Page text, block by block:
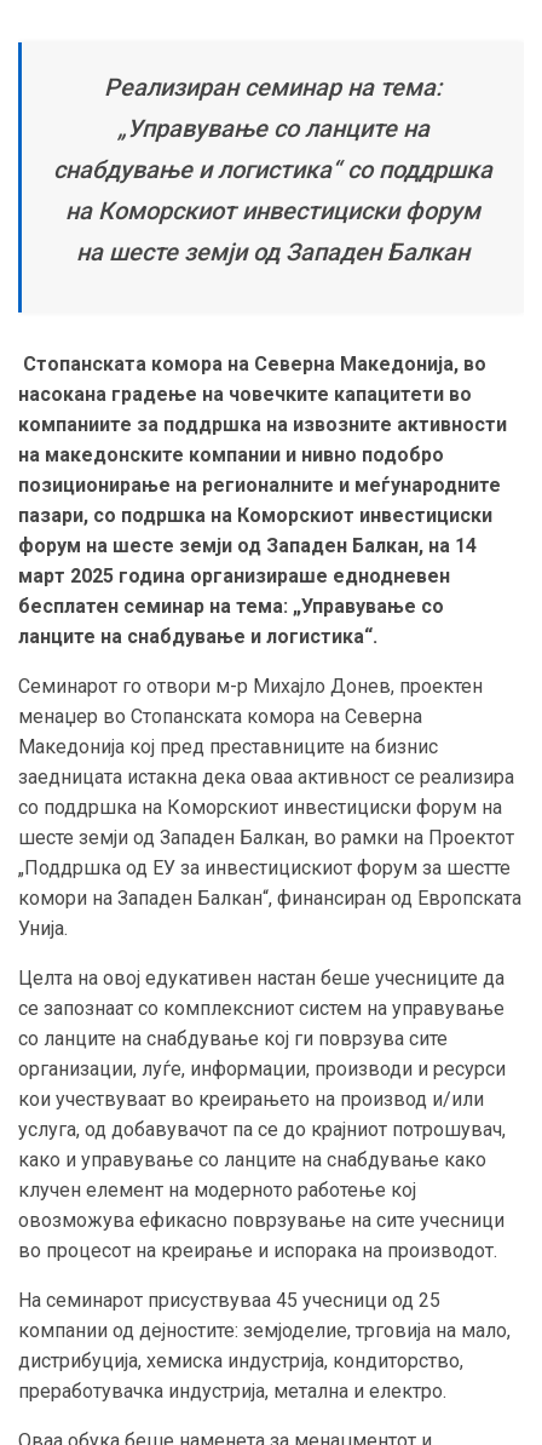
Реализиран семинар на тема:
„Управување со ланците на
снабдување и логистика“ со поддршка
на Коморскиот инвестициски форум
на шесте земји од Западен Балкан
Стопанската комора на Северна Македонија, во
насокана градење на човечките капацитети во
компаниите за поддршка на извозните активности
на македонските компании и нивно подобро
позиционирање на регионалните и меѓународните
пазари, со подршка на Коморскиот инвестициски
форум на шесте земји од Западен Балкан, на 14
март 2025 година организираше еднодневен
бесплатен семинар на тема: „Управување со
ланците на снабдување и логистика“.
Семинарот го отвори м-р Михајло Донев, проектен
менаџер во Стопанската комора на Северна
Македонија кој пред преставниците на бизнис
заедницата истакна дека оваа активност се реализира
со поддршка на Коморскиот инвестициски форум на
шесте земји од Западен Балкан, во рамки на Проектот
„Поддршка од ЕУ за инвестицискиот форум за шестте
комори на Западен Балкан“, финансиран од Европската
Унија.
Целта на овој едукативен настан беше учесниците да
се запознаат со комплексниот систем на управување
со ланците на снабдување кој ги поврзува сите
организации, луѓе, информации, производи и ресурси
кои учествуваат во креирањето на производ и/или
услуга, од добавувачот па се до крајниот потрошувач,
како и управување со ланците на снабдување како
клучен елемент на модерното работење кој
овозможува ефикасно поврзување на сите учесници
во процесот на креирање и испорака на производот.
На семинарот присуствуваа 45 учесници од 25
компании од дејностите: земјоделие, трговија на мало,
дистрибуција, хемиска индустрија, кондиторство,
преработувачка индустрија, метална и електро.